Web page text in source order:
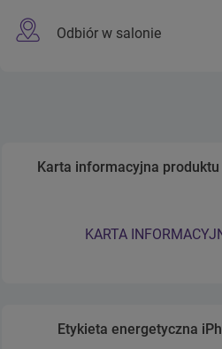
Odbiór w salonie
Karta informacyjna
Zwiń sekcję Karta
KARTA
Etykieta energetyczna
Rozwiń sekcję Etykieta